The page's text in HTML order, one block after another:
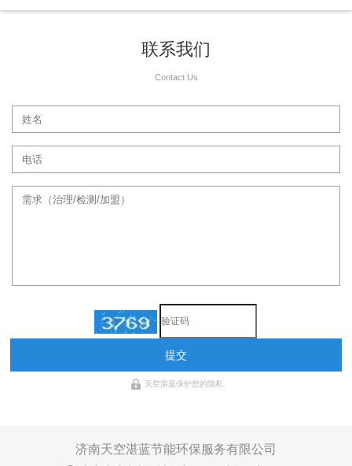
联系我们
Contact Us
提交
天空湛蓝保护您的隐私
济南天空湛蓝节能环保服务有限公司